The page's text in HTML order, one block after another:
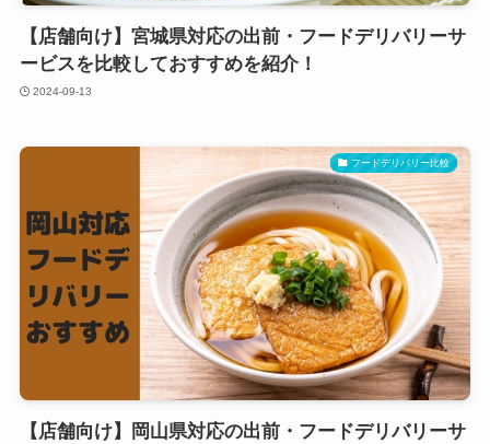
【店舗向け】宮城県対応の出前・フードデリバリーサ
ービスを比較しておすすめを紹介！
2024-09-13
フードデリバリー比較
【店舗向け】岡山県対応の出前・フードデリバリーサ